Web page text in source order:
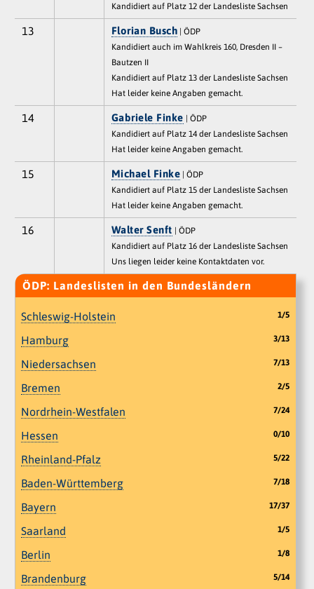
Kandidiert auf Platz 12 der Landesliste Sachsen
13 Florian Busch | ÖDP
Kandidiert auch im Wahlkreis 160, Dresden II –
Bautzen II
Kandidiert auf Platz 13 der Landesliste Sachsen
Hat leider keine Angaben gemacht.
14 Gabriele Finke | ÖDP
Kandidiert auf Platz 14 der Landesliste Sachsen
Hat leider keine Angaben gemacht.
15 Michael Finke | ÖDP
Kandidiert auf Platz 15 der Landesliste Sachsen
Hat leider keine Angaben gemacht.
16 Walter Senft | ÖDP
Kandidiert auf Platz 16 der Landesliste Sachsen
Uns liegen leider keine Kontaktdaten vor.
ÖDP: Landeslisten in den Bundesländern
Schleswig-Holstein 1/5
Hamburg 3/13
Niedersachsen 7/13
Bremen 2/5
Nordrhein-Westfalen 7/24
Hessen 0/10
Rheinland-Pfalz 5/22
Baden-Württemberg 7/18
Bayern 17/37
Saarland 1/5
Berlin 1/8
Brandenburg 5/14